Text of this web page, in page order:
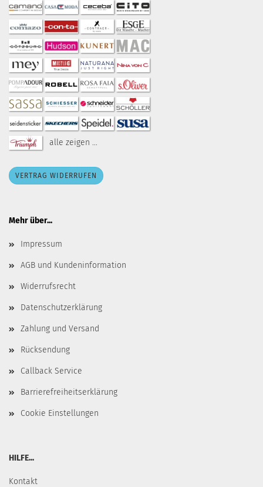
alle zeigen ...
VERTRAG WIDERRUFEN
Mehr über...
Impressum
AGB und Kundeninformation
Widerrufsrecht
Datenschutzerklärung
Zahlung und Versand
Rücksendung
Callback Service
Barrierefreiheitserklärung
Cookie Einstellungen
HILFE...
Kontakt